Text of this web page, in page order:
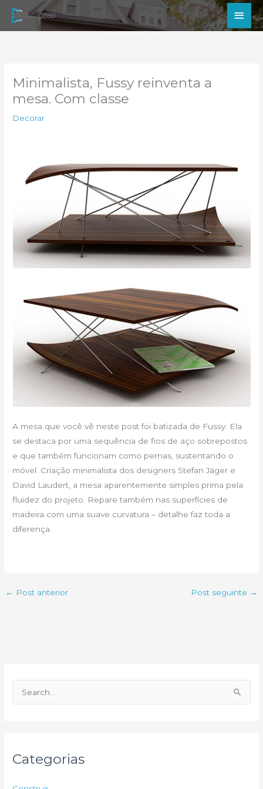
para
Minimalista, Fussy reinventa a
mesa. Com classe
Decorar
A mesa que você vê neste post foi batizada de Fussy. Ela
se destaca por uma sequência de fios de aço sobrepostos
e que também funcionam como pernas, sustentando o
móvel. Criação minimalista dos designers Stefan Jäger e
David Laudert, a mesa aparentemente simples prima pela
fluidez do projeto. Repare também nas superfícies de
madeira com uma suave curvatura – detalhe faz toda a
diferença.
← Post anterior Post seguinte →
e
Categorias